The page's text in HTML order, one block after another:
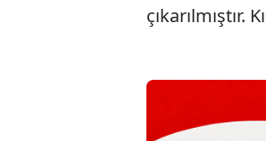
çıkarılmıştır.